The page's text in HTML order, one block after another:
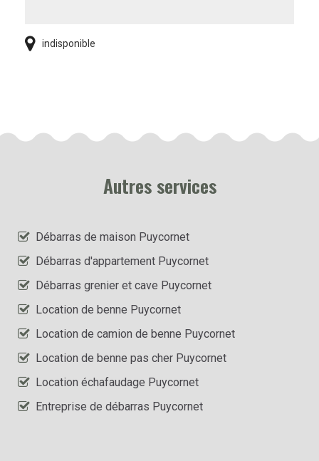
indisponible
Autres services
Débarras de maison Puycornet
Débarras d'appartement Puycornet
Débarras grenier et cave Puycornet
Location de benne Puycornet
Location de camion de benne Puycornet
Location de benne pas cher Puycornet
Location échafaudage Puycornet
Entreprise de débarras Puycornet